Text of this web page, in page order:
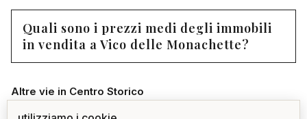
Quali sono i prezzi medi degli immobili
in vendita a Vico delle Monachette?
Altre vie in Centro Storico